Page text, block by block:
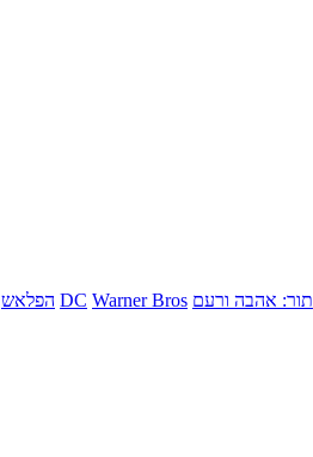
תור: אהבה ורעם DC Warner Bros הפלאש